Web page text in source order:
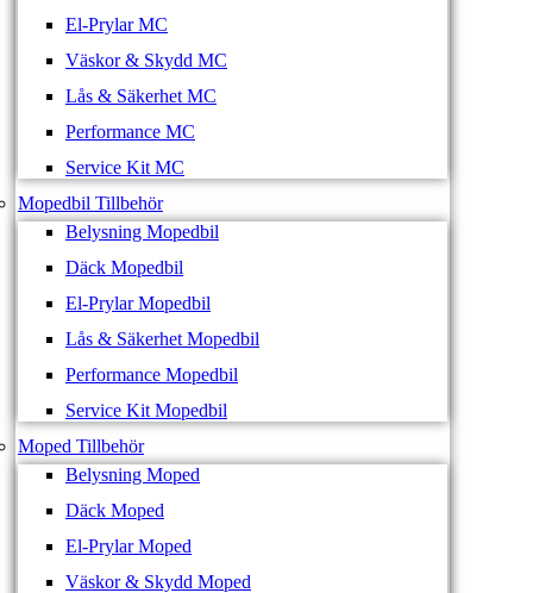
El-Prylar MC
Väskor & Skydd MC
Lås & Säkerhet MC
Performance MC
Service Kit MC
Mopedbil Tillbehör
Belysning Mopedbil
Däck Mopedbil
El-Prylar Mopedbil
Lås & Säkerhet Mopedbil
Performance Mopedbil
Service Kit Mopedbil
Moped Tillbehör
Belysning Moped
Däck Moped
El-Prylar Moped
Väskor & Skydd Moped